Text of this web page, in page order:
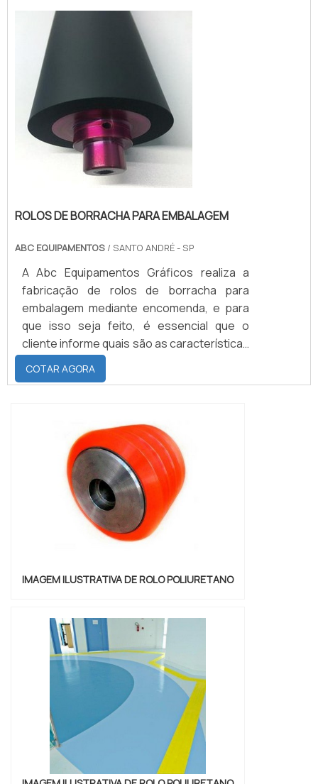
mesmo uma cotação pelo portal Soluções
Industriais....
espaço para atender essa nova demanda.
O rolo de borracha pode ser produzido com
borr...
ROLOS DE BORRACHA PARA EMBALAGEM
ABC EQUIPAMENTOS / SANTO ANDRÉ - SP
A Abc Equipamentos Gráficos realiza a
fabricação de rolos de borracha para
embalagem mediante encomenda, e para
que isso seja feito, é essencial que o
cliente informe quais são as características
desejadas, como: comprimento, dureza e
diâmetro, e que informe a quais processos
de elastômero seja empregado na
peça.PREVENÇÃO PARA MANTER A
QUALIDADE E DURABILID...
COTAR AGORA
IMAGEM ILUSTRATIVA DE ROLO POLIURETANO